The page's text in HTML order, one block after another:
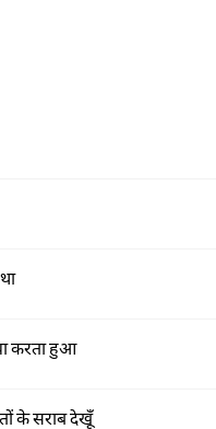
करता हुआ
के सराब देखूँ